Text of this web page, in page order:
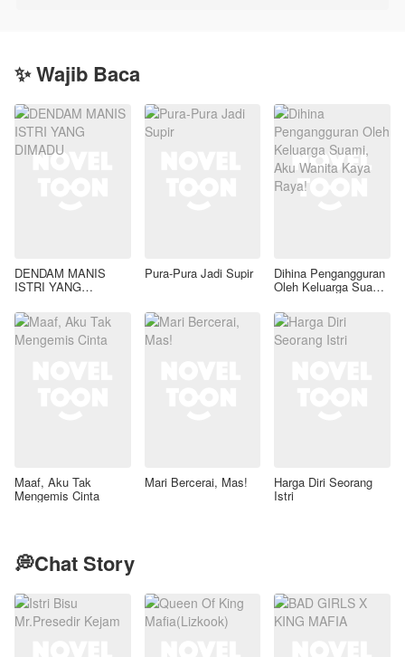
✨ Wajib Baca
DENDAM MANIS
ISTRI YANG
Pura-Pura Jadi Supir Dihina Pengangguran
Oleh Keluarga Suami,
Raya!
Maaf, Aku Tak
Mengemis Cinta
Mari Bercerai, Mas! Harga Diri Seorang
Istri
💭Chat Story